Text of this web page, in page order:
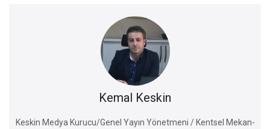
Kemal Keskin
Keskin Medya Kurucu/Genel Yayın Yönetmeni / Kentsel Mekan-